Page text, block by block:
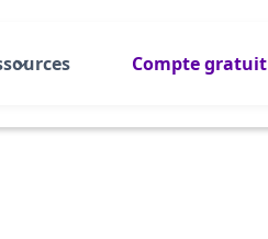
Compte gratuit